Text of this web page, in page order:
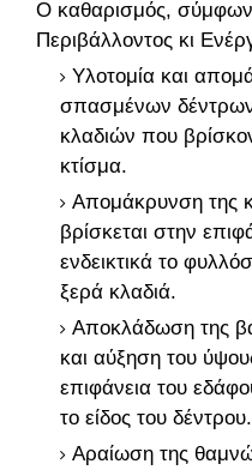
Ο καθαρισμός,
Περιβάλλοντος κι
Υλοτομία και
σπασμένων δέντρων
κλαδιών που
κτίσμα.
Απομάκρυνση της
βρίσκεται στην
ενδεικτικά το
ξερά κλαδιά.
Αποκλάδωση της
και αύξηση του
επιφάνεια του
το είδος του δέντρου.
Αραίωση της